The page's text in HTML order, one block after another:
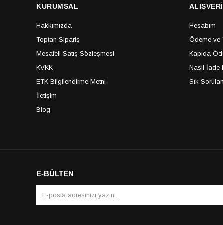
KURUMSAL
Hakkımızda
Toptan Sipariş
Mesafeli Satış Sözleşmesi
KVKK
ETK Bilgilendirme Metni
İletişim
Blog
Hesabım
Ödeme ve
Kapıda
Nasıl İade
Sık
E-BÜLTEN